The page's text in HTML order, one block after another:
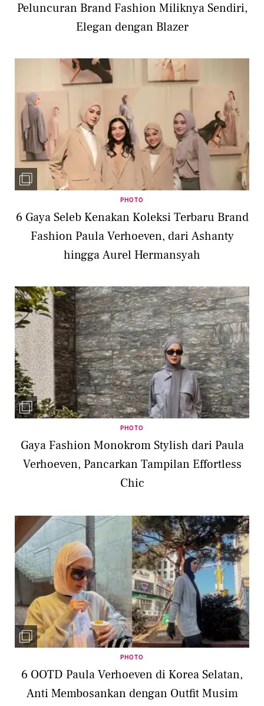
Peluncuran Brand Fashion Miliknya Sendiri,
Elegan dengan Blazer
PHOTO
6 Gaya Seleb Kenakan Koleksi Terbaru Brand
Fashion Paula Verhoeven, dari Ashanty
hingga Aurel Hermansyah
PHOTO
Gaya Fashion Monokrom Stylish dari Paula
Verhoeven, Pancarkan Tampilan Effortless
Chic
PHOTO
6 OOTD Paula Verhoeven di Korea Selatan,
Anti Membosankan dengan Outfit Musim